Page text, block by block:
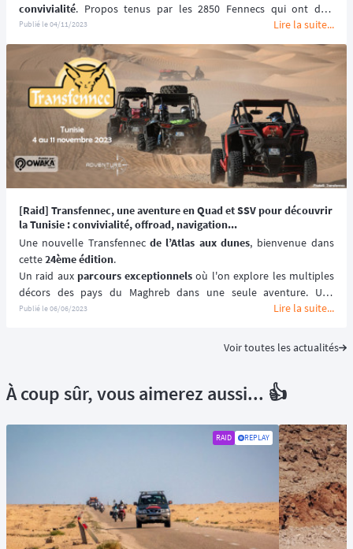
convivialité. Propos tenus par les 2850 Fennecs qui ont déjà
participé sur une ou plusieurs des
23 éditions réalisées (23 ans
déjà) ! Conçue telle une parenthèse de liberté mais bordée par un
staff de passionnés assurant votre sécurité
Publié le04/11/2023 Lire la suite...
[Raid] Transfennec, une aventure en Quad et SSV pour découvrir
la Tunisie : convivialité, offroad, navigation...
Une nouvelle Transfennec de l’Atlas aux dunes, bienvenue dans
cette 24ème édition.
Un raid aux parcours exceptionnels où l'on explore les multiples
décors des pays du Maghreb dans une seule aventure. Une
traversée sur reliefs variés pour rejoindre des nouveaux chotts et
Publié le06/06/2023 Lire la suite...
Voir toutes les actualités
À coup sûr, vous aimerez aussi... 👍
RAID REPLAY